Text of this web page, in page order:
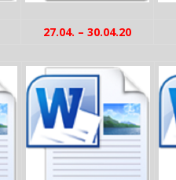
27.04. – 30.04.20